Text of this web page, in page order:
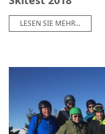
LESEN SIE MEHR...